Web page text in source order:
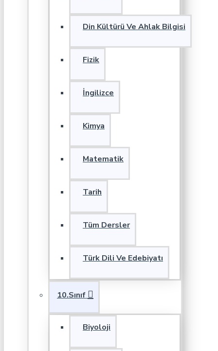
Din Kültürü Ve Ahlak Bilgisi
Fizik
İngilizce
Kimya
Matematik
Tarih
Tüm Dersler
Türk Dili Ve Edebiyatı
10.Sınıf
Biyoloji